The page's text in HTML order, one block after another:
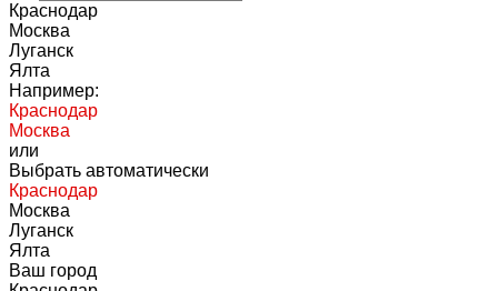
Краснодар
Москва
Луганск
Ялта
Например:
Краснодар
Москва
или
Выбрать автоматически
Краснодар
Москва
Луганск
Ялта
Ваш город